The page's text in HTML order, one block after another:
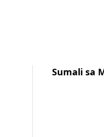
Sumali sa